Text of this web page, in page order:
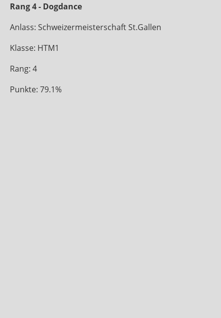
Rang 4 - Dogdance
Anlass: Schweizermeisterschaft St.Gallen
Klasse: HTM1
Rang: 4
Punkte: 79.1%